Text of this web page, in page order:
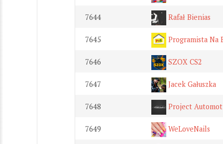
7644 Rafał Bienias
7645 Programista Na
7646 SZOX CS2
7647 Jacek Gałuszka
7648 Project
7649 WeLoveNails